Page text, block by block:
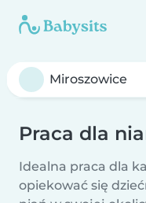
Praca dla
Idealna praca dla
opiekować się